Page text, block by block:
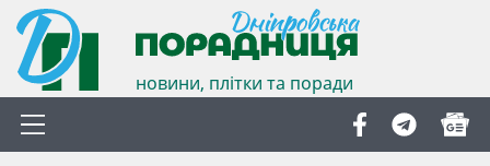
новини, плітки та поради